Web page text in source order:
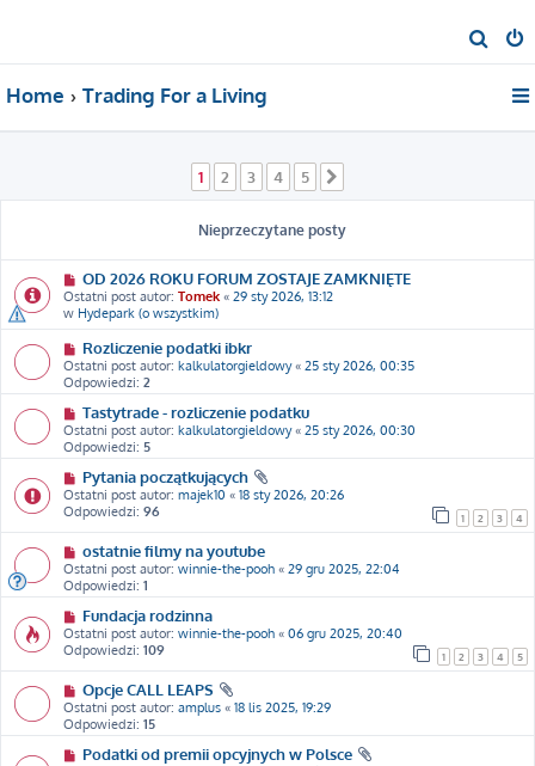
z
Home Trading For a Living
1 2 3 4 5
Nieprzeczytane posty
OD 2026 ROKU FORUM ZOSTAJE ZAMKNIĘTE
Ostatni post autor: Tomek « 29 sty 2026, 13:12
w Hydepark (o wszystkim)
Rozliczenie podatki ibkr
Ostatni post autor: kalkulatorgieldowy« 25 sty 2026, 00:35
Odpowiedzi: 2
Tastytrade - rozliczenie podatku
Ostatni post autor: kalkulatorgieldowy« 25 sty 2026, 00:30
Odpowiedzi: 5
Pytania początkujących
Ostatni post autor: majek10 « 18 sty 2026, 20:26
Odpowiedzi: 96 1 2 3 4
ostatnie filmy na youtube
Ostatni post autor: winnie-the-pooh « 29 gru 2025, 22:04
Odpowiedzi: 1
Fundacja rodzinna
Ostatni post autor: winnie-the-pooh « 06 gru 2025, 20:40
Odpowiedzi: 109 1 2 3 4 5
Opcje CALL LEAPS
Ostatni post autor: amplus « 18 lis 2025, 19:29
Odpowiedzi: 15
Podatki od premii opcyjnych w Polsce